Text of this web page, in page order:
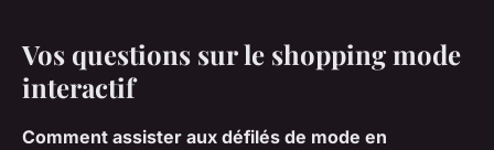
Vos questions sur le shopping mode
interactif
Comment assister aux défilés de mode en